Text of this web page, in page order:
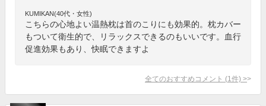
KUMIKAN(40代・女性)
こちらの心地よい温熱枕は首のこりにも効果的。枕カバー
もついて衛生的で、リラックスできるのもいいです。血行
促進効果もあり、快眠できますよ
全てのおすすめコメント (1 件) >